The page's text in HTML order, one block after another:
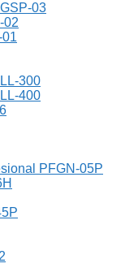
03
02
300
400
PFGN-05P